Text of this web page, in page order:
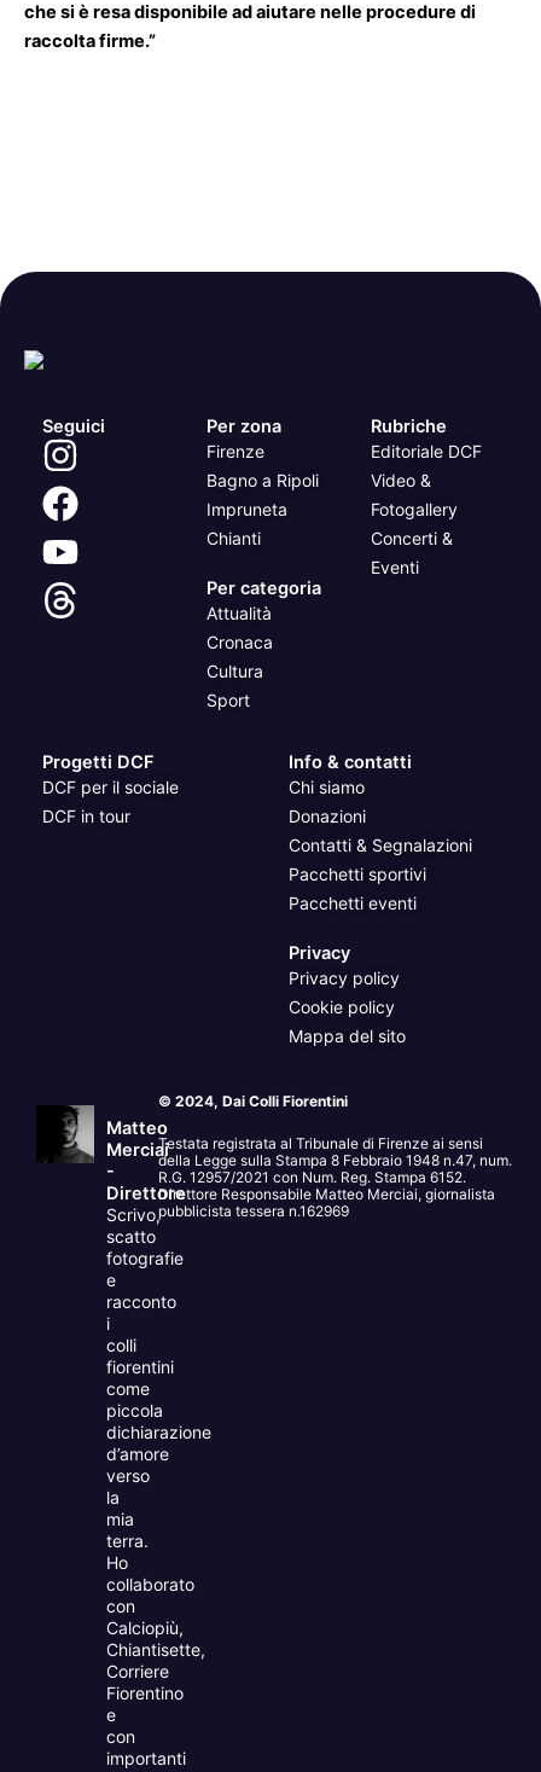
che si è resa disponibile ad aiutare nelle procedure di
raccolta firme.”
Seguici Per zona
Firenze
Bagno a Ripoli
Impruneta
Chianti
Per categoria
Attualità
Cronaca
Cultura
Sport
Rubriche
Editoriale DCF
Video &
Fotogallery
Concerti &
Eventi
Progetti DCF
DCF per il sociale
DCF in tour
Info & contatti
Chi siamo
Donazioni
Contatti & Segnalazioni
Pacchetti sportivi
Pacchetti eventi
Privacy
Privacy policy
Cookie policy
Mappa del sito
Matteo
Merciai
-
Direttore
Scrivo,
scatto
fotografie
e
racconto
i
colli
fiorentini
come
piccola
dichiarazione
d’amore
verso
la
mia
terra.
Ho
collaborato
con
Calciopiù,
Chiantisette,
Corriere
Fiorentino
e
con
importanti
© 2024, Dai Colli Fiorentini
Testata registrata al Tribunale di Firenze ai sensi
della Legge sulla Stampa 8 Febbraio 1948 n.47, num.
R.G. 12957/2021 con Num. Reg. Stampa 6152.
Direttore Responsabile Matteo Merciai, giornalista
pubblicista tessera n.162969